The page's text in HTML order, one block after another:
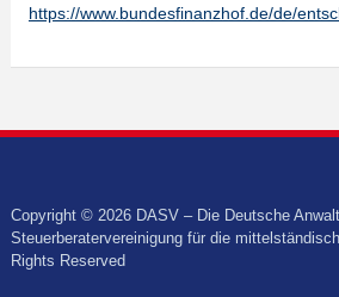
https://www.bundesfinanzhof.de/de/
Copyright © 2026 DASV – Die Deutsche
Steuerberatervereinigung für die
Rights Reserved